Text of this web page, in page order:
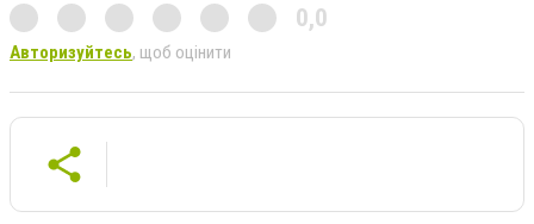
0,0
Авторизуйтесь, щоб оцінити